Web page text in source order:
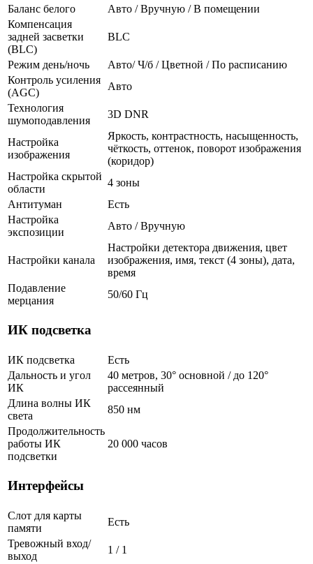
Баланс белого
Авто / Вручную / В помещении
Компенсация
задней засветки
(BLC)
BLC
Режим день/ночь
Авто/ Ч/б / Цветной / По расписанию
Контроль усиления
(AGC)
Авто
Технология
шумоподавления
3D DNR
Настройка
изображения
Яркость, контрастность, насыщенность,
чёткость, оттенок, поворот изображения
(коридор)
Настройка скрытой
области
4 зоны
Антитуман
Есть
Настройка
экспозиции
Авто / Вручную
Настройки канала
Настройки детектора движения, цвет
изображения, имя, текст (4 зоны), дата,
время
Подавление
мерцания
50/60 Гц
ИК подсветка
ИК подсветка
Есть
Дальность и угол
ИК
40 метров, 30° основной / до 120°
рассеянный
Длина волны ИК
света
850 нм
Продолжительность
работы ИК
подсветки
20 000 часов
Интерфейсы
Слот для карты
памяти
Есть
Тревожный вход/
выход
1 / 1